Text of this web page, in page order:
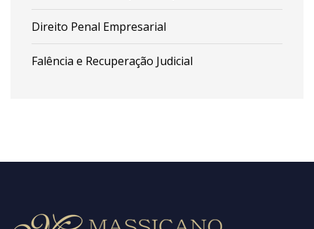
Direito Penal Empresarial
Falência e Recuperação Judicial